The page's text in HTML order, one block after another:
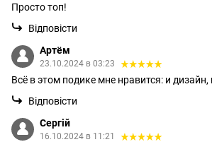
Просто топ!
Відповісти
Артём
23.10.2024 в 03:23
Всё в этом подике мне нравится: и дизайн,
Відповісти
Сергій
16.10.2024 в 11:21